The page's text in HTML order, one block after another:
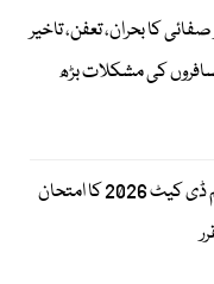
کا بحران، تعفن، تاخیر
کی مشکلات بڑھ
وزیراعظم کی ہدایت پر ایم ڈی کیٹ 2026 کا امتحان